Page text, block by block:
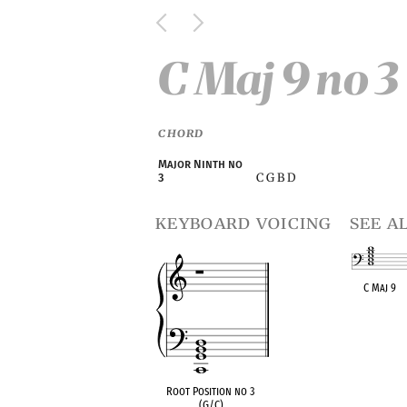
C Maj 9 no 3
CHORD
Major Ninth no
3
C G B D
keyboard voicing
Root Position no 3
see
C Maj 9